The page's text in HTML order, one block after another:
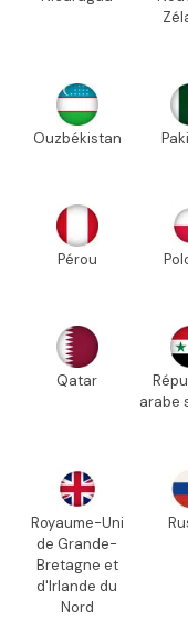
Ouzbékistan
Pérou
Qatar
arabe
Royaume-Uni
de Grande-
Bretagne et
d'Irlande du
Nord